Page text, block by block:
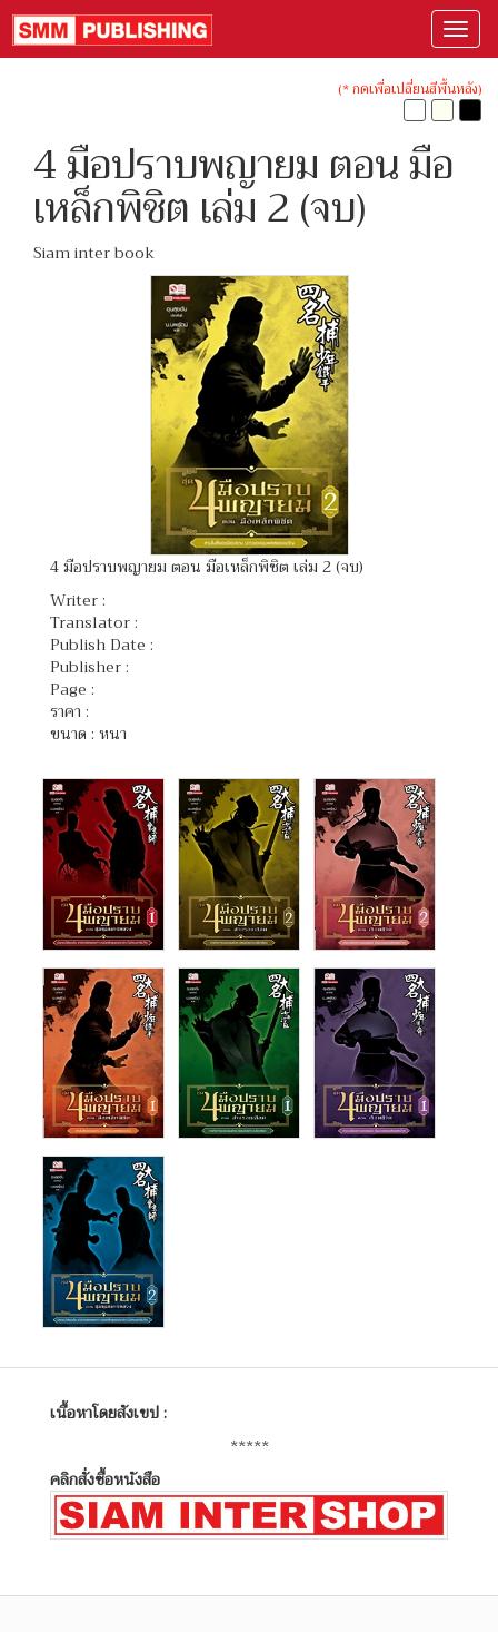
(* กดเพื่อเปลี่ยนสีพื้นหลัง)
4 มือปราบพญายม ตอน มือ
เหล็กพิชิต เล่ม 2 (จบ)
Siam inter book
4 มือปราบพญายม ตอน มือเหล็กพิชิต เล่ม 2 (จบ)
Writer :
Translator :
Publish Date :
Publisher :
Page :
ราคา :
ขนาด : หนา
เนื้อหาโดยสังเขป :
*****
คลิกสั่งซื้อหนังสือ